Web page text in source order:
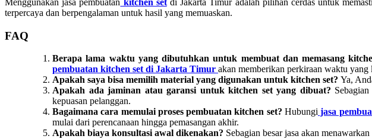
Menggunakan jasa pembuatan kitchen set di Jakarta Timur adalah pilihan cerdas untuk
terpercaya dan berpengalaman untuk hasil yang memuaskan.
FAQ
Berapa lama waktu yang dibutuhkan untuk membuat dan memasang
pembuatan kitchen set di Jakarta Timur akan memberikan perkiraan waktu yang
Apakah saya bisa memilih material yang digunakan untuk kitchen set? Ya,
Apakah ada jaminan atau garansi untuk kitchen set yang dibuat? Sebagian
kepuasan pelanggan.
Bagaimana cara memulai proses pembuatan kitchen set? Hubungijasa
mulai dari perencanaan hingga pemasangan akhir.
Apakah biaya konsultasi awal dikenakan? Sebagian besar jasa akan